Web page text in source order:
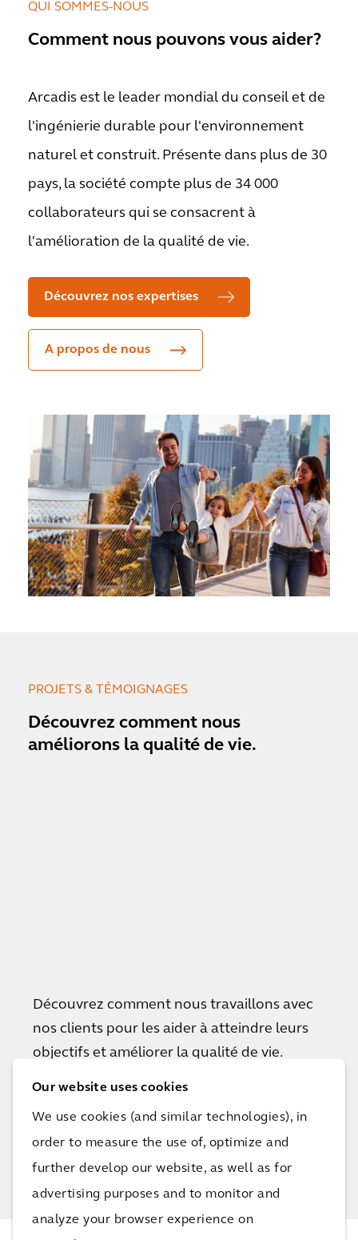
Our website uses cookies
We use cookies (and similar technologies), in
order to measure the use of, optimize and
further develop our website, as well as for
advertising purposes and to monitor and
analyze your browser experience on
QUI SOMMES-NOUS
Comment nous pouvons vous aider?
Arcadis est le leader mondial du conseil et de
l'ingénierie durable pour l'environnement
naturel et construit. Présente dans plus de 30
pays, la société compte plus de 34 000
collaborateurs qui se consacrent à
l'amélioration de la qualité de vie.
Découvrez nos expertises
A propos de nous
PROJETS & TÉMOIGNAGES
Découvrez comment nous
améliorons la qualité de vie.
Découvrez comment nous travaillons avec
nos clients pour les aider à atteindre leurs
objectifs et améliorer la qualité de vie.